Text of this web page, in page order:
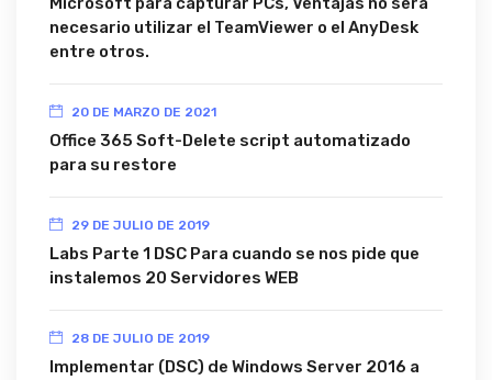
necesario utilizar el TeamViewer o el AnyDesk
entre otros.
20 DE MARZO DE 2021
Office 365 Soft-Delete script automatizado
para su restore
29 DE JULIO DE 2019
Labs Parte 1 DSC Para cuando se nos pide que
instalemos 20 Servidores WEB
28 DE JULIO DE 2019
Implementar (DSC) de Windows Server 2016 a